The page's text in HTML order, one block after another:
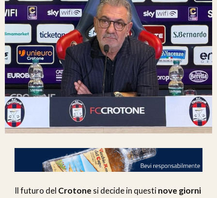
Il futuro del Crotone si decide in questinove giorni